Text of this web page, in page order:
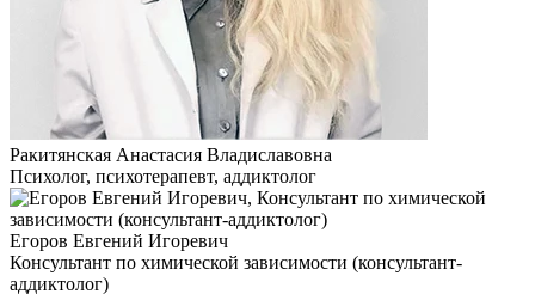
Ракитянская Анастасия Владиславовна
Психолог, психотерапевт, аддиктолог
Егоров Евгений Игоревич
Консультант по химической зависимости (консультант-
аддиктолог)